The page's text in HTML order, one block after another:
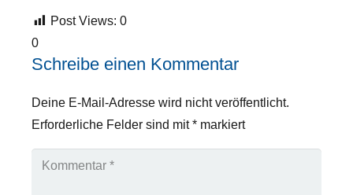
Post Views: 0
0
Schreibe einen Kommentar
Deine E-Mail-Adresse wird nicht veröffentlicht.
Erforderliche Felder sind mit* markiert